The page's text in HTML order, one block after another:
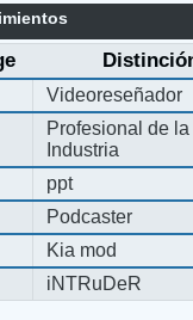
Videoreseñador
Profesional de la
Industria
ppt
Podcaster
Kia mod
iNTRuDeR